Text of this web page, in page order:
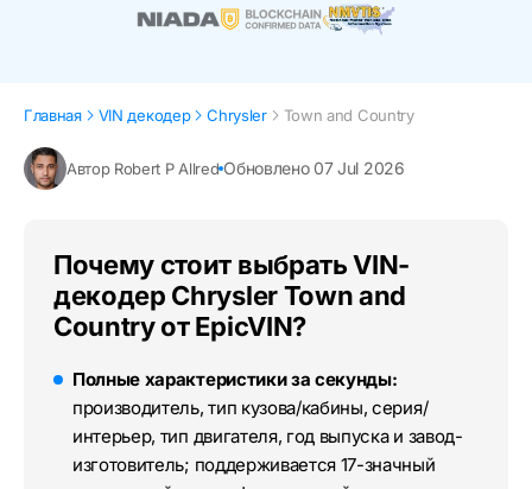
Главная VIN декодер Chrysler Town and Country
Автор Robert P Allred Обновлено 07 Jul 2026
Почему стоит выбрать VIN-
декодер Chrysler Town and
Country от EpicVIN?
Полные характеристики за секунды:
производитель, тип кузова/кабины, серия/
интерьер, тип двигателя, год выпуска и завод-
изготовитель; поддерживается 17-значный